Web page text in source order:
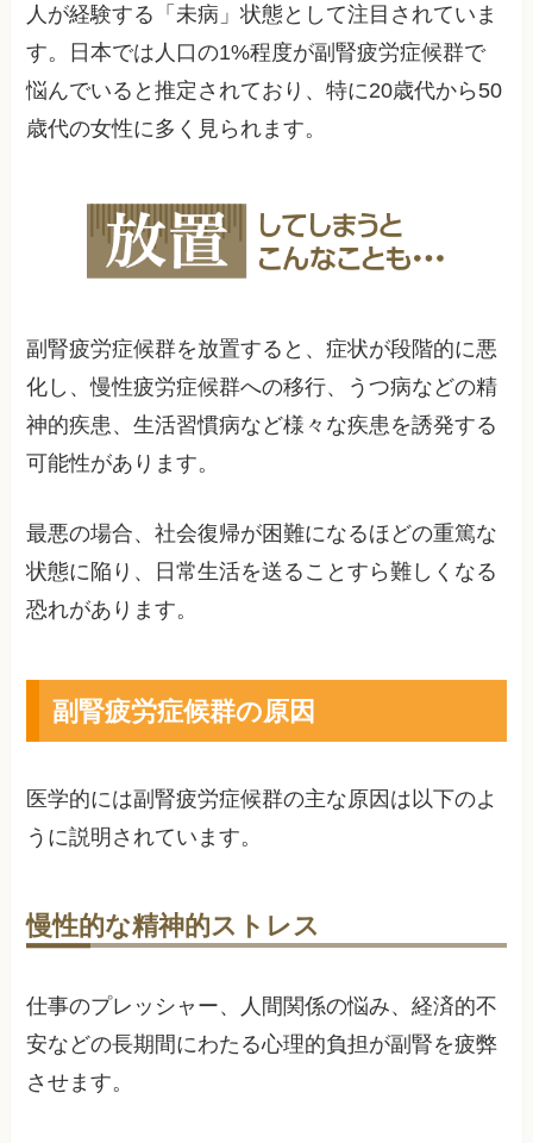
人が経験する「未病」状態として注目されていま
す。日本では人口の1%程度が副腎疲労症候群で
悩んでいると推定されており、特に20歳代から50
歳代の女性に多く見られます。
副腎疲労症候群を放置すると、症状が段階的に悪
化し、慢性疲労症候群への移行、うつ病などの精
神的疾患、生活習慣病など様々な疾患を誘発する
可能性があります。
最悪の場合、社会復帰が困難になるほどの重篤な
状態に陥り、日常生活を送ることすら難しくなる
恐れがあります。
副腎疲労症候群の原因
医学的には副腎疲労症候群の主な原因は以下のよ
うに説明されています。
慢性的な精神的ストレス
仕事のプレッシャー、人間関係の悩み、経済的不
安などの長期間にわたる心理的負担が副腎を疲弊
させます。